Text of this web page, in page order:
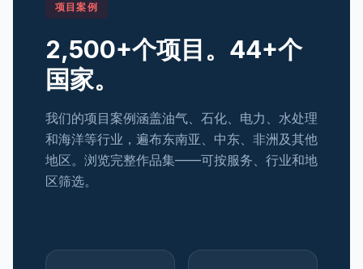
项目案例
2,500+个项目。44+个
国家。
我们的项目案例涵盖油气、石化、电力、水处理
和海洋等行业，遍布东南亚、中东、非洲及其他
地区。浏览完整作品集——可按服务、行业和地
区筛选。